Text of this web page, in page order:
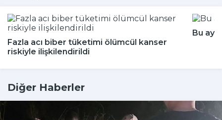
Fazla acı biber tüketimi ölümcül kanser
riskiyle ilişkilendirildi
Bu
Diğer Haberler